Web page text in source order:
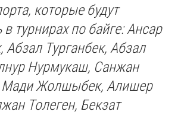
которые будут
в турнирах по байге: Ансар
Абзал Турганбек, Абзал
Нурмукаш, Санжан
Мади Жолшыбек, Алишер
Толеген, Бекзат